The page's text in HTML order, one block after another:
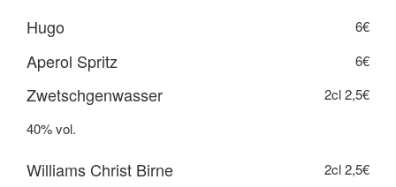
Hugo 6€
Aperol Spritz 6€
Zwetschgenwasser 2cl2,5€
40% vol.
Williams Christ Birne 2cl2,5€